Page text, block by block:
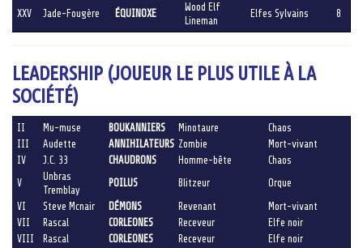
XXV Jade-Fougère ÉQUINOXE
Wood Elf
Lineman
Elfes Sylvains 8
LEADERSHIP (JOUEUR LE PLUS UTILE À LA
SOCIÉTÉ)
II Mu-muse BOUKANNIERS Minotaure
Chaos
III
Audette ANNIHILATEURS Zombie
Mort-vivant
IV
J.C. 33 CHAUDRONS Homme-bête
Chaos
V
Unbras
Tremblay
POILUS Blitzeur
Orque
VI
Steve Mcnair DÉMONS Revenant
Mort-vivant
VII
Rascal CORLEONES Receveur
Elfe noir
VIII
Rascal CORLEONES Receveur
Elfe noir